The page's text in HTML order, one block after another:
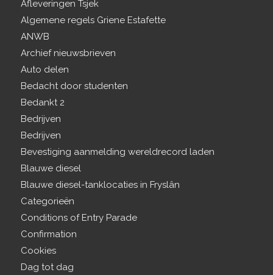
Afleveringen Tsjek
Algemene regels Griene Estafette
ANWB
Archief nieuwsbrieven
Auto delen
Bedacht door studenten
Bedankt 2
Bedrijven
Bedrijven
Bevestiging aanmelding wereldrecord laden
Blauwe diesel
Blauwe diesel-tanklocaties in Fryslân
Categorieën
Conditions of Entry Parade
Confirmation
Cookies
Dag tot dag